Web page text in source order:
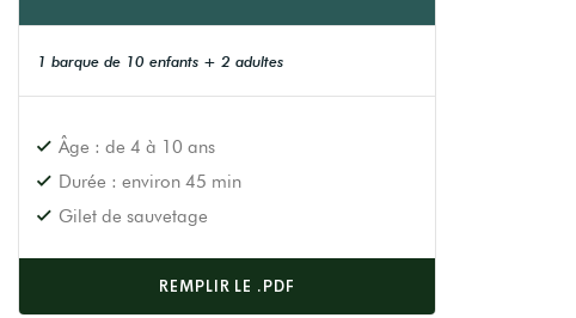
1 barque de 10 enfants + 2 adultes
Âge : de 4 à 10 ans
Durée : environ 45 min
Gilet de sauvetage
REMPLIR LE .PDF